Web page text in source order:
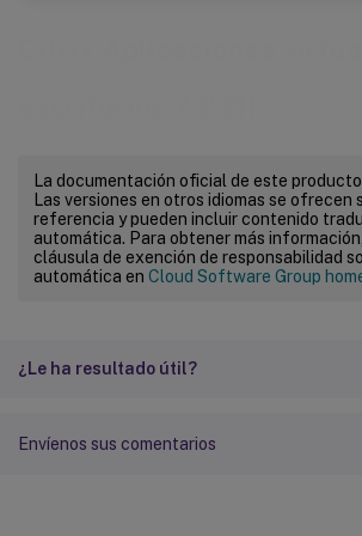
La documentación oficial de este
Las versiones en otros idiomas se ofrecen
referencia y pueden incluir contenido
automática. Para obtener más
cláusula de exención de responsabilidad
automática en Cloud Software Group
¿Le ha resultado útil?
Envíenos sus comentarios